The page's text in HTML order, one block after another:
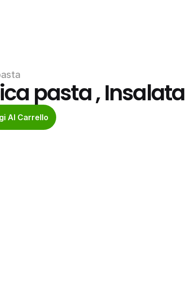
pasta , Insalata
Al Carrello